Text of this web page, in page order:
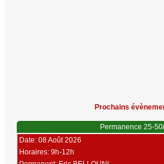
Prochains
Permanence 25-
Date: 08 Août 2026
Horaires: 9h-12h